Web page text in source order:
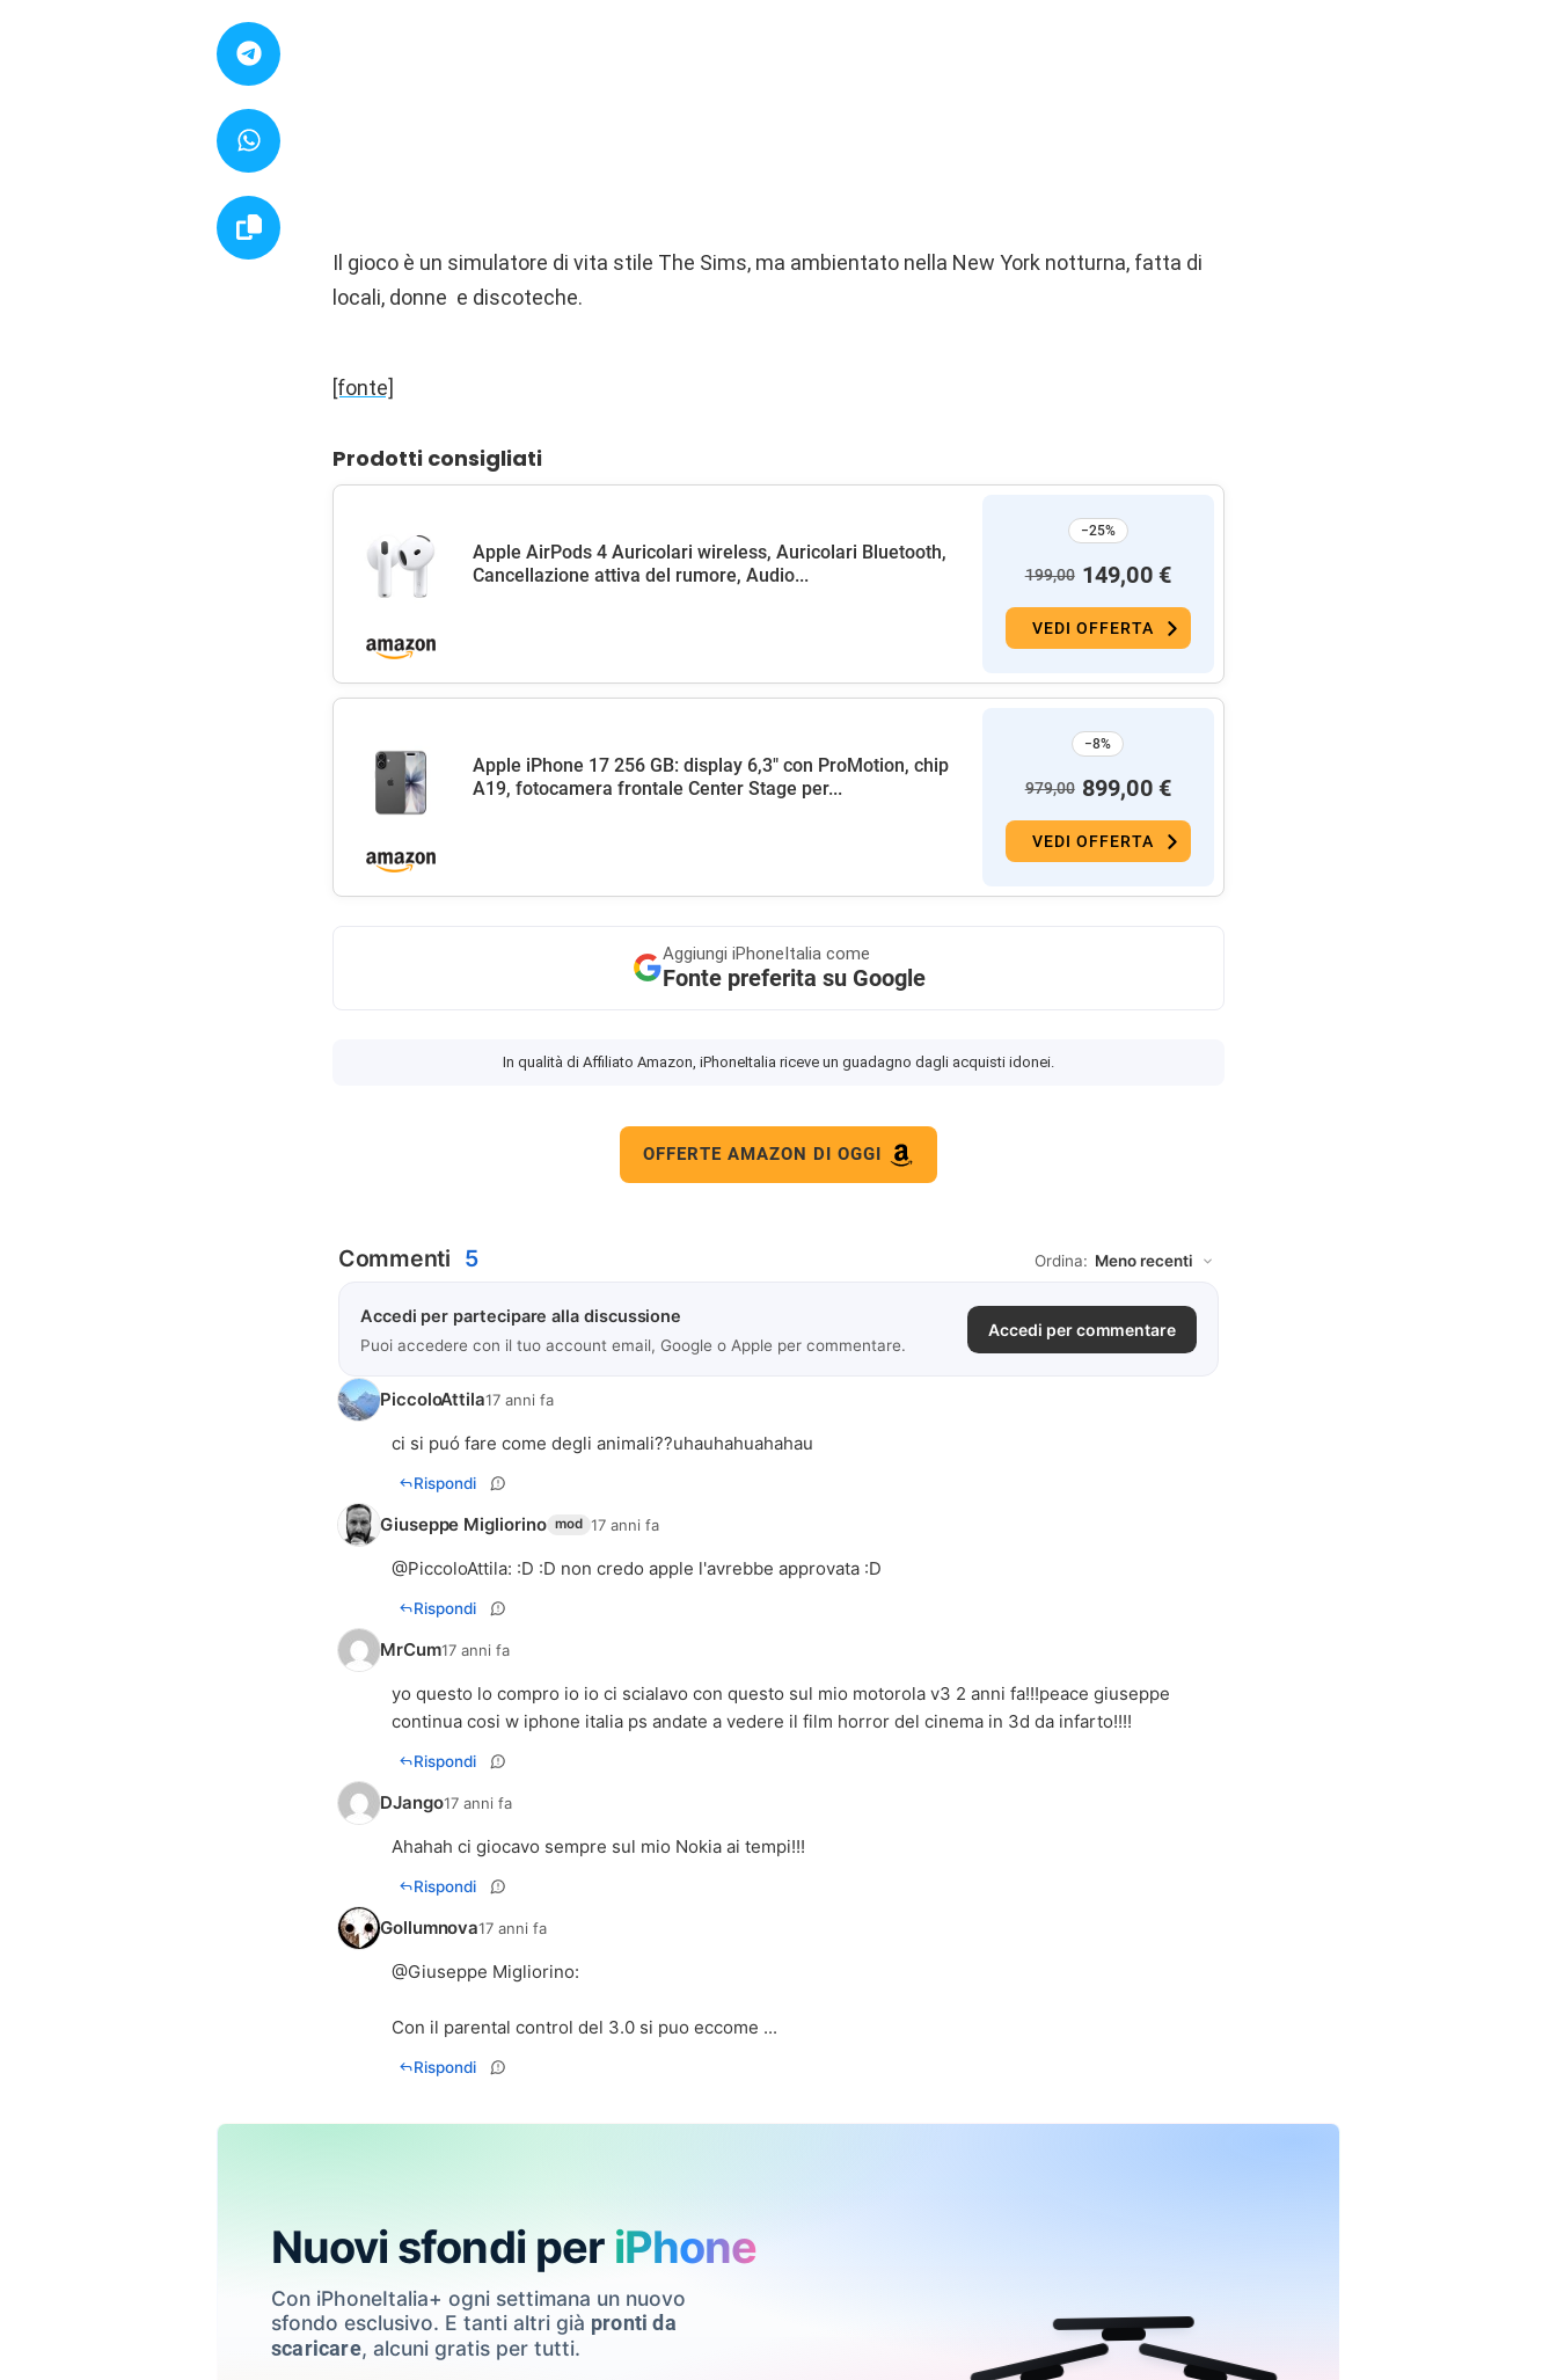
Il gioco è un simulatore di vita stile The Sims, ma ambientato nella New York notturna, fatta di
locali, donne e discoteche.
[fonte]
Prodotti consigliati
Apple AirPods 4 Auricolari wireless, Auricolari Bluetooth,
Cancellazione attiva del rumore, Audio...
−25%
199,00 149,00 €
VEDI OFFERTA
Apple iPhone 17 256 GB: display 6,3" con ProMotion, chip
A19, fotocamera frontale Center Stage per...
−8%
979,00 899,00 €
VEDI OFFERTA
Aggiungi iPhoneItalia come
Fonte preferita su Google
In qualità di Affiliato Amazon, iPhoneItalia riceve un guadagno dagli acquisti idonei.
OFFERTE AMAZON DI OGGI
Commenti 5 Ordina:
Accedi per partecipare alla discussione
Puoi accedere con il tuo account email, Google o Apple per commentare.
Accedi per commentare
PiccoloAttila17 anni fa
ci si puó fare come degli animali??uhauhahuahahau
Rispondi
Giuseppe Migliorino mod 17 anni fa
@PiccoloAttila: :D :D non credo apple l'avrebbe approvata :D
Rispondi
MrCum17 anni fa
yo questo lo compro io io ci scialavo con questo sul mio motorola v3 2 anni fa!!!peace giuseppe
continua cosi w iphone italia ps andate a vedere il film horror del cinema in 3d da infarto!!!!
Rispondi
DJango17 anni fa
Ahahah ci giocavo sempre sul mio Nokia ai tempi!!!
Rispondi
Gollumnova17 anni fa
@Giuseppe Migliorino:
Con il parental control del 3.0 si puo eccome ...
Rispondi
Nuovi sfondi per iPhone
Con iPhoneItalia+ ogni settimana un nuovo
sfondo esclusivo. E tanti altri già pronti da
scaricare, alcuni gratis per tutti.